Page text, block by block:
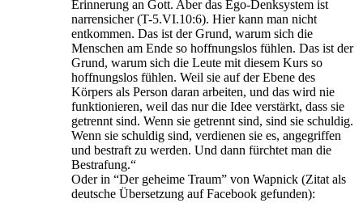
Erinnerung an Gott. Aber das Ego-Denksystem ist
narrensicher (T-5.VI.10:6). Hier kann man nicht
entkommen. Das ist der Grund, warum sich die
Menschen am Ende so hoffnungslos fühlen. Das ist der
Grund, warum sich die Leute mit diesem Kurs so
hoffnungslos fühlen. Weil sie auf der Ebene des
Körpers als Person daran arbeiten, und das wird nie
funktionieren, weil das nur die Idee verstärkt, dass sie
getrennt sind. Wenn sie getrennt sind, sind sie schuldig.
Wenn sie schuldig sind, verdienen sie es, angegriffen
und bestraft zu werden. Und dann fürchtet man die
Bestrafung.“
Oder in “Der geheime Traum” von Wapnick (Zitat als
deutsche Übersetzung auf Facebook gefunden):